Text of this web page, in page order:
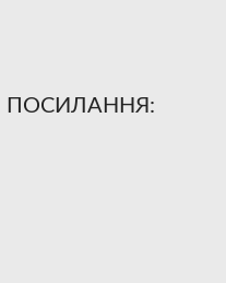
ПОСИЛАННЯ: